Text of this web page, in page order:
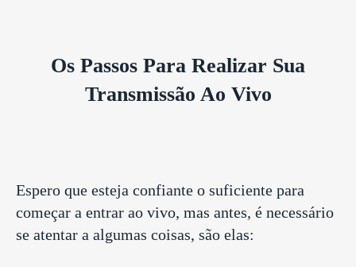
Os Passos Para Realizar Sua
Transmissão Ao Vivo
Espero que esteja confiante o suficiente para
começar a entrar ao vivo, mas antes, é necessário
se atentar a algumas coisas, são elas: